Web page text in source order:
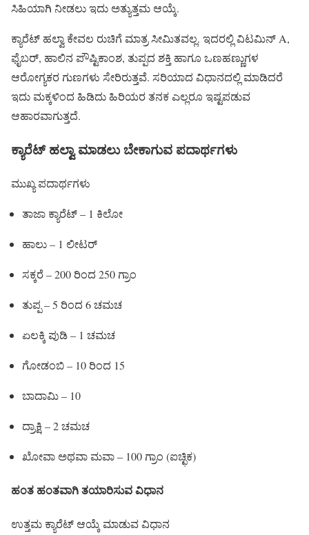
ಸಿಹಿಯಾಗಿ ನೀಡಲು ಇದು ಅತ್ಯುತ್ತಮ ಆಯ್ಕೆ.
ಕ್ಯಾರೆಟ್ ಹಲ್ವಾ ಕೇವಲ ರುಚಿಗೆ ಮಾತ್ರ ಸೀಮಿತವಲ್ಲ. ಇದರಲ್ಲಿ ವಿಟಮಿನ್ A,
ಫೈಬರ್, ಹಾಲಿನ ಪೌಷ್ಟಿಕಾಂಶ, ತುಪ್ಪದ ಶಕ್ತಿ ಹಾಗೂ ಒಣಹಣ್ಣುಗಳ
ಆರೋಗ್ಯಕರ ಗುಣಗಳು ಸೇರಿರುತ್ತವೆ. ಸರಿಯಾದ ವಿಧಾನದಲ್ಲಿ ಮಾಡಿದರೆ
ಇದು ಮಕ್ಕಳಿಂದ ಹಿಡಿದು ಹಿರಿಯರ ತನಕ ಎಲ್ಲರೂ ಇಷ್ಟಪಡುವ
ಆಹಾರವಾಗುತ್ತದೆ.
ಕ್ಯಾರೆಟ್ ಹಲ್ವಾ ಮಾಡಲು ಬೇಕಾಗುವ ಪದಾರ್ಥಗಳು
ಮುಖ್ಯ ಪದಾರ್ಥಗಳು
ತಾಜಾ ಕ್ಯಾರೆಟ್ – 1 ಕಿಲೋ
ಹಾಲು – 1 ಲೀಟರ್
ಸಕ್ಕರೆ – 200 ರಿಂದ 250 ಗ್ರಾಂ
ತುಪ್ಪ – 5 ರಿಂದ 6 ಚಮಚ
ಏಲಕ್ಕಿ ಪುಡಿ – 1 ಚಮಚ
ಗೋಡಂಬಿ – 10 ರಿಂದ 15
ಬಾದಾಮಿ – 10
ದ್ರಾಕ್ಷಿ – 2 ಚಮಚ
ಖೋವಾ ಅಥವಾ ಮವಾ – 100 ಗ್ರಾಂ (ಐಚ್ಛಿಕ)
ಹಂತ ಹಂತವಾಗಿ ತಯಾರಿಸುವ ವಿಧಾನ
ಉತ್ತಮ ಕ್ಯಾರೆಟ್ ಆಯ್ಕೆ ಮಾಡುವ ವಿಧಾನ